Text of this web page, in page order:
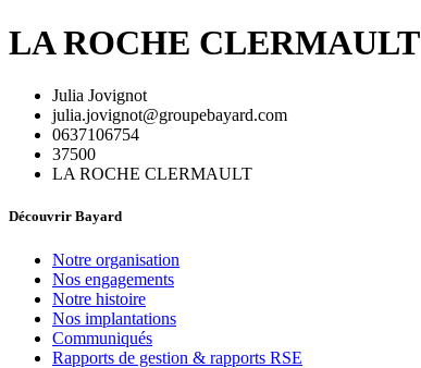
LA ROCHE CLERMAULT
Julia Jovignot
julia.jovignot@groupebayard.com
0637106754
37500
LA ROCHE CLERMAULT
Découvrir Bayard
Notre organisation
Nos engagements
Notre histoire
Nos implantations
Communiqués
Rapports de gestion & rapports RSE